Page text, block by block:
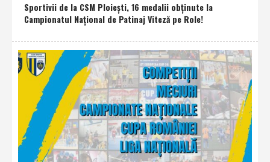
Sportivii de la CSM Ploieşti, 16 medalii obţinute la
Campionatul Naţional de Patinaj Viteză pe Role!